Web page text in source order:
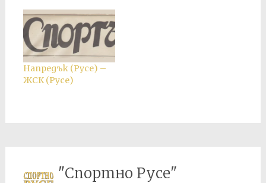
Напредък (Русе) –
ЖСК (Русе)
"Спортно Русе"